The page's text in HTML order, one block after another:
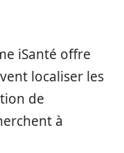
iSanté offre
localiser les
de
à